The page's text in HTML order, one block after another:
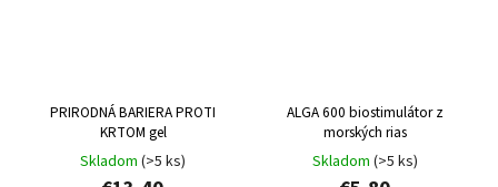
PRIRODNÁ BARIERA PROTI
KRTOM gel
Skladom (>5 ks)
ALGA 600 biostimulátor z
morských rias
Skladom (>5 ks)